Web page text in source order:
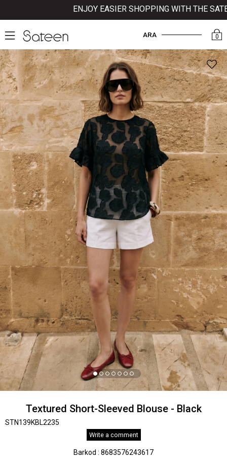
ENJOY EASIER SHOPPING WITH THE
0
ARA
Textured Short-Sleeved Blouse - Black
STN139KBL2235
Write a comment
Barkod : 8683576243617